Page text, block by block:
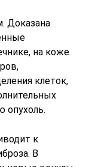
Доказана
на коже.
клеток,
опухоль.
к
В